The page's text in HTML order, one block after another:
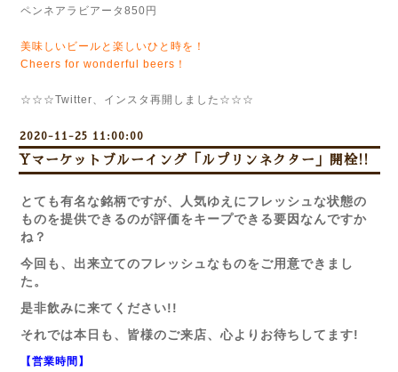
ペンネアラビアータ850円
美味しいビールと楽しいひと時を！
Cheers for wonderful beers！
☆☆☆Twitter、インスタ再開しました☆☆☆
2020-11-25 11:00:00
Yマーケットブルーイング「ルプリンネクター」開栓!!
とても有名な銘柄ですが、人気ゆえにフレッシュな状態の
ものを提供できるのが評価をキープできる要因なんですか
ね？
今回も、出来立てのフレッシュなものをご用意できまし
た。
是非飲みに来てください!!
それでは本日も、皆様のご来店、心よりお待ちしてます!
【営業時間】